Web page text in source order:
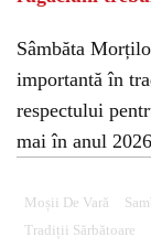
Sâmbăta
importantă în
respectului
mai în anul
Moșii De Vară
Tradiții Sărbătoare